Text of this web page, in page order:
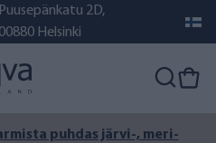
Puusepänkatu 2D,
00880 Helsinki
puhdas järvi-, meri-